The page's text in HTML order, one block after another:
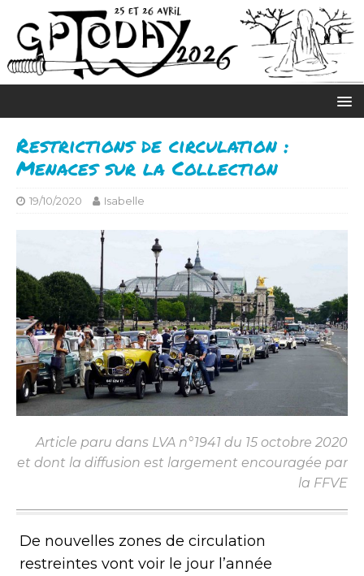
Restrictions de circulation :
Menaces sur la Collection
19/10/2020 Isabelle
Article paru dans LVA n°1941 du 15 octobre 2020
et dont la diffusion est largement encouragée par
la FFVE
De nouvelles zones de circulation
restreintes vont voir le jour l’année